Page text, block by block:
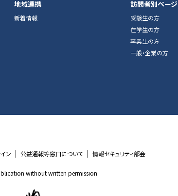
地域連携
新着情報
訪問者別ページ
受験生の方
在学生の方
卒業生の方
一般・企業の方
ン 公益通報等窓口について 情報セキュリティ部会
without written permission